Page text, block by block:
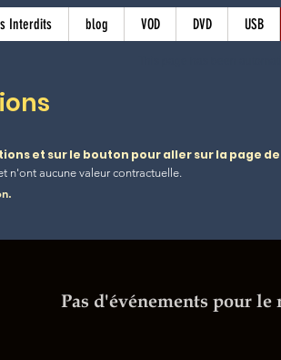
Interdits blog VOD DVD USB
et sur le bouton pour aller sur la page
n'ont aucune valeur contractuelle.
Pas d'événements pour le